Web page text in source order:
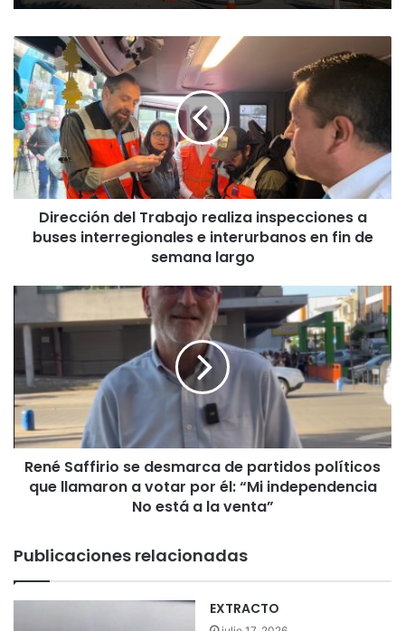
D
i
r
e
c
i
ó
n
r
b
r
e
a
n
Dirección del Trabajo realiza inspecciones a
buses interregionales e interurbanos en fin de
semana largo
R
f
f
i
d
e
s
René Saffirio se desmarca de partidos políticos
que llamaron a votar por él: “Mi independencia
No está a la venta”
Publicaciones relacionadas
EXTRACTO